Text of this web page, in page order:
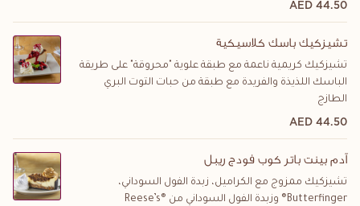
44.50 AED
تشيزكيك باسك كلاسيكية
تشيزكيك كريمية ناعمة مع طبقة علوية "محروقة" على طريقة
الباسك اللذيذة والفريدة مع طبقة من حبات التوت البري
الطازج
44.50 AED
آدم بينت باتر كوب فودج ريبل
تشيزكيك ممزوج مع الكراميل، زبدة الفول السوداني،
Butterfinger® وزبدة الفول السوداني من ®Reese’s